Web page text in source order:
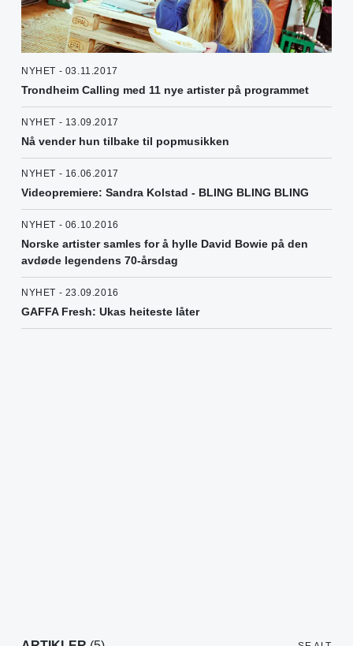
NYHET - 03.11.2017
Trondheim Calling med 11 nye artister på programmet
NYHET - 13.09.2017
Nå vender hun tilbake til popmusikken
NYHET - 16.06.2017
Videopremiere: Sandra Kolstad - BLING BLING BLING
NYHET - 06.10.2016
Norske artister samles for å hylle David Bowie på den
avdøde legendens 70-årsdag
NYHET - 23.09.2016
GAFFA Fresh: Ukas heiteste låter